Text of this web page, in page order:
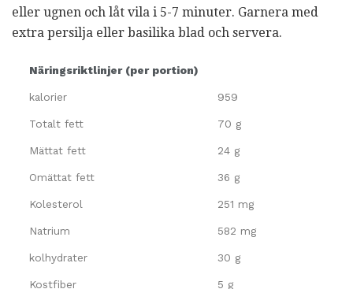
eller ugnen och låt vila i 5-7 minuter. Garnera med
extra persilja eller basilika blad och servera.
Näringsriktlinjer (per portion)
kalorier 959
Totalt fett 70 g
Mättat fett 24 g
Omättat fett 36 g
Kolesterol 251 mg
Natrium 582 mg
kolhydrater 30 g
Kostfiber 5 g